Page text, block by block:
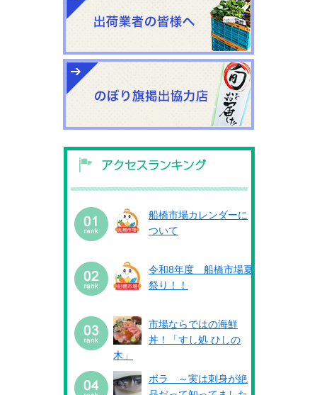
船橋市場カレンダーに
ついて
令和8年度 船橋市場夏
祭り！！
市場ならではの海鮮
丼！「すし処 ひしの
木」
ボラ ～実は刺身が絶